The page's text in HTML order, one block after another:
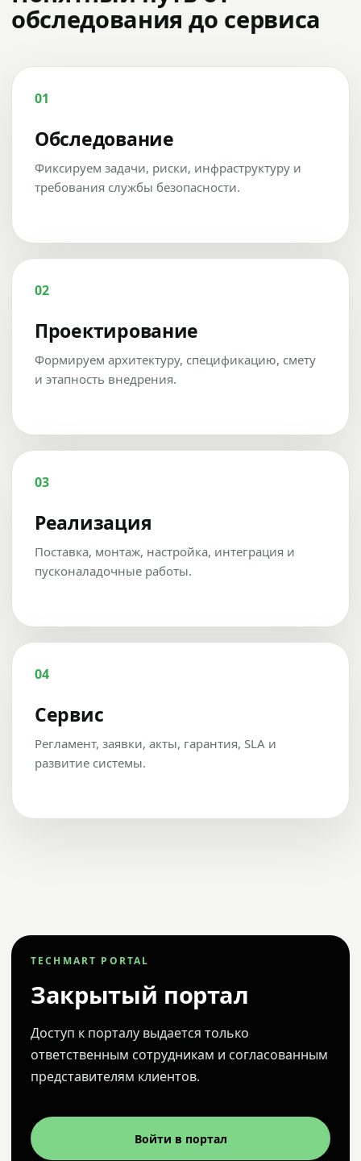
обследования до сервиса
01
Обследование
Фиксируем задачи, риски, инфраструктуру и
требования службы безопасности.
02
Проектирование
Формируем архитектуру, спецификацию, смету
и этапность внедрения.
03
Реализация
Поставка, монтаж, настройка, интеграция и
пусконаладочные работы.
04
Сервис
Регламент, заявки, акты, гарантия, SLA и
развитие системы.
TECHMART PORTAL
Закрытый портал
Доступ к порталу выдается только
ответственным сотрудникам и согласованным
представителям клиентов.
Войти в портал